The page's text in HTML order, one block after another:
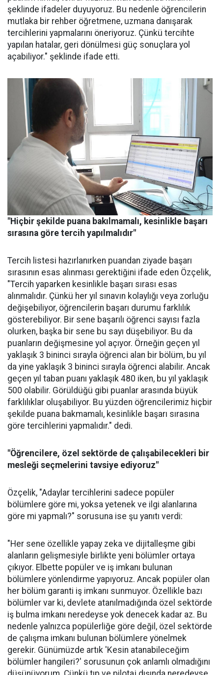
şeklinde ifadeler duyuyoruz. Bu nedenle öğrencilerin
mutlaka bir rehber öğretmene, uzmana danışarak
tercihlerini yapmalarını öneriyoruz. Çünkü tercihte
yapılan hatalar, geri dönülmesi güç sonuçlara yol
açabiliyor." şeklinde ifade etti.
"Hiçbir şekilde puana bakılmamalı, kesinlikle başarı
sırasına göre tercih yapılmalıdır"
Tercih listesi hazırlanırken puandan ziyade başarı
sırasının esas alınması gerektiğini ifade eden Özçelik,
"Tercih yaparken kesinlikle başarı sırası esas
alınmalıdır. Çünkü her yıl sınavın kolaylığı veya zorluğu
değişebiliyor, öğrencilerin başarı durumu farklılık
gösterebiliyor. Bir sene başarılı öğrenci sayısı fazla
olurken, başka bir sene bu sayı düşebiliyor. Bu da
puanların değişmesine yol açıyor. Örneğin geçen yıl
yaklaşık 3 bininci sırayla öğrenci alan bir bölüm, bu yıl
da yine yaklaşık 3 bininci sırayla öğrenci alabilir. Ancak
geçen yıl taban puanı yaklaşık 480 iken, bu yıl yaklaşık
500 olabilir. Görüldüğü gibi puanlar arasında büyük
farklılıklar oluşabiliyor. Bu yüzden öğrencilerimiz hiçbir
şekilde puana bakmamalı, kesinlikle başarı sırasına
göre tercihlerini yapmalıdır." dedi.
"Öğrencilere, özel sektörde de çalışabilecekleri bir
mesleği seçmelerini tavsiye ediyoruz"
Özçelik, "Adaylar tercihlerini sadece popüler
bölümlere göre mi, yoksa yetenek ve ilgi alanlarına
göre mi yapmalı?" sorusuna ise şu yanıtı verdi:
"Her sene özellikle yapay zeka ve dijitalleşme gibi
alanların gelişmesiyle birlikte yeni bölümler ortaya
çıkıyor. Elbette popüler ve iş imkanı bulunan
bölümlere yönlendirme yapıyoruz. Ancak popüler olan
her bölüm garanti iş imkanı sunmuyor. Özellikle bazı
bölümler var ki, devlete atanılmadığında özel sektörde
iş bulma imkanı neredeyse yok denecek kadar az. Bu
nedenle yalnızca popülerliğe göre değil, özel sektörde
de çalışma imkanı bulunan bölümlere yönelmek
gerekir. Günümüzde artık 'Kesin atanabileceğim
bölümler hangileri?' sorusunun çok anlamlı olmadığını